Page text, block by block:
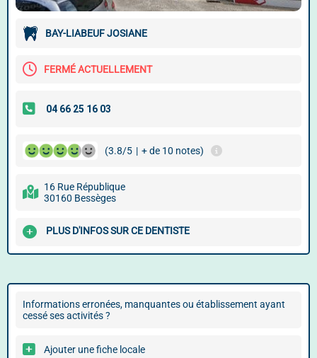
BAY-LIABEUF JOSIANE
FERMÉ ACTUELLEMENT
(3.8/5 | + de 10 notes)
16 Rue République
30160 Bessèges
PLUS D'INFOS SUR CE DENTISTE
Informations erronées, manquantes ou établissement ayant
cessé ses activités ?
Ajouter une fiche locale